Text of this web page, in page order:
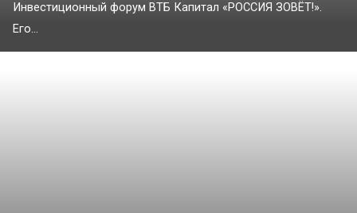
Инвестиционный форум ВТБ Капитал «РОССИЯ ЗОВЁТ!».
Его...